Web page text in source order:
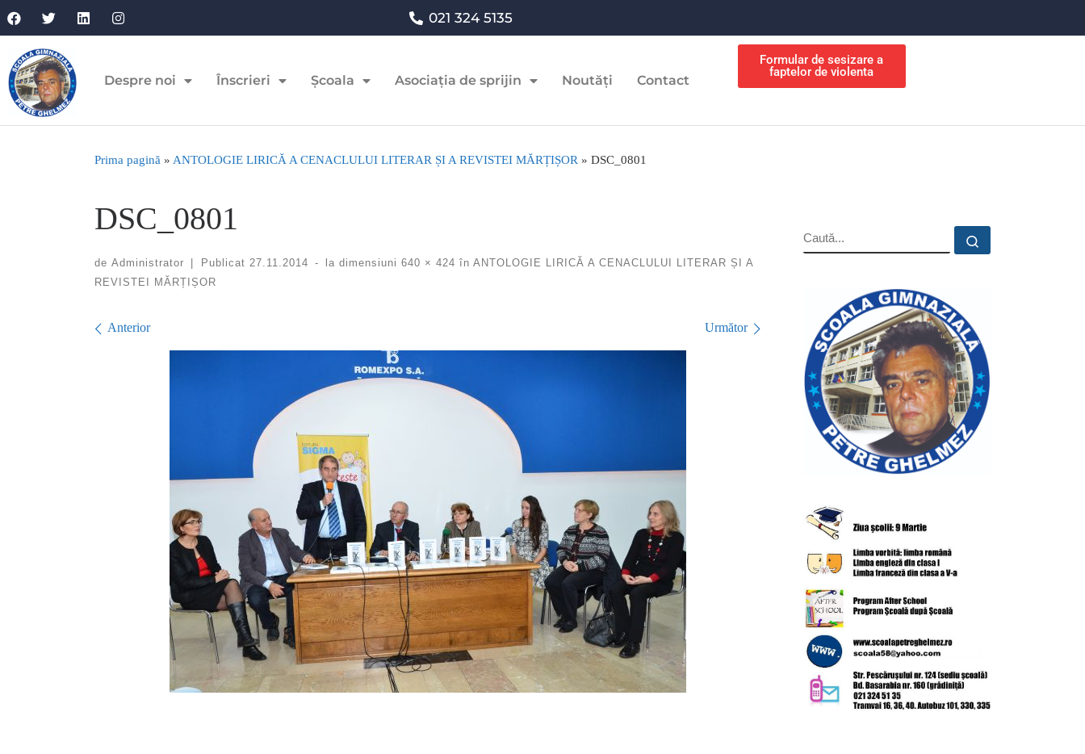
021 324 5135
Despre noi Înscrieri Școala Asociația de sprijin Noutăți Contact
Formular de sesizare a
faptelor de violenta
Prima pagină » ANTOLOGIE LIRICĂ A CENACLULUI LITERAR ȘI A REVISTEI MĂRȚIȘOR » DSC_0801
DSC_0801
de Administrator | Publicat 27.11.2014 - la dimensiuni 640 × 424 în ANTOLOGIE LIRICĂ A CENACLULUI LITERAR ȘI A
REVISTEI MĂRȚIȘOR
Navigare în imagini
Anterior Următor